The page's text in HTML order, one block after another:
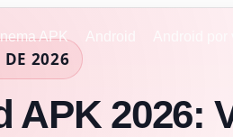
APK Android
2026
APK 2026: